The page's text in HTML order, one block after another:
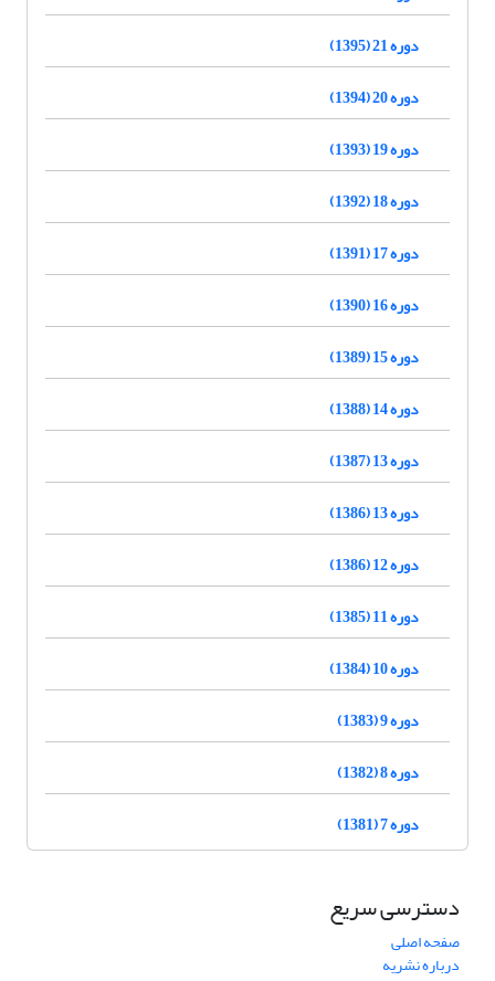
دوره 21 (1395)
دوره 20 (1394)
دوره 19 (1393)
دوره 18 (1392)
دوره 17 (1391)
دوره 16 (1390)
دوره 15 (1389)
دوره 14 (1388)
دوره 13 (1387)
دوره 13 (1386)
دوره 12 (1386)
دوره 11 (1385)
دوره 10 (1384)
دوره 9 (1383)
دوره 8 (1382)
دوره 7 (1381)
دسترسی سریع
صفحه اصلی
درباره نشریه